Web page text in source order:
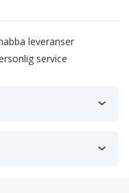
leveranser
service